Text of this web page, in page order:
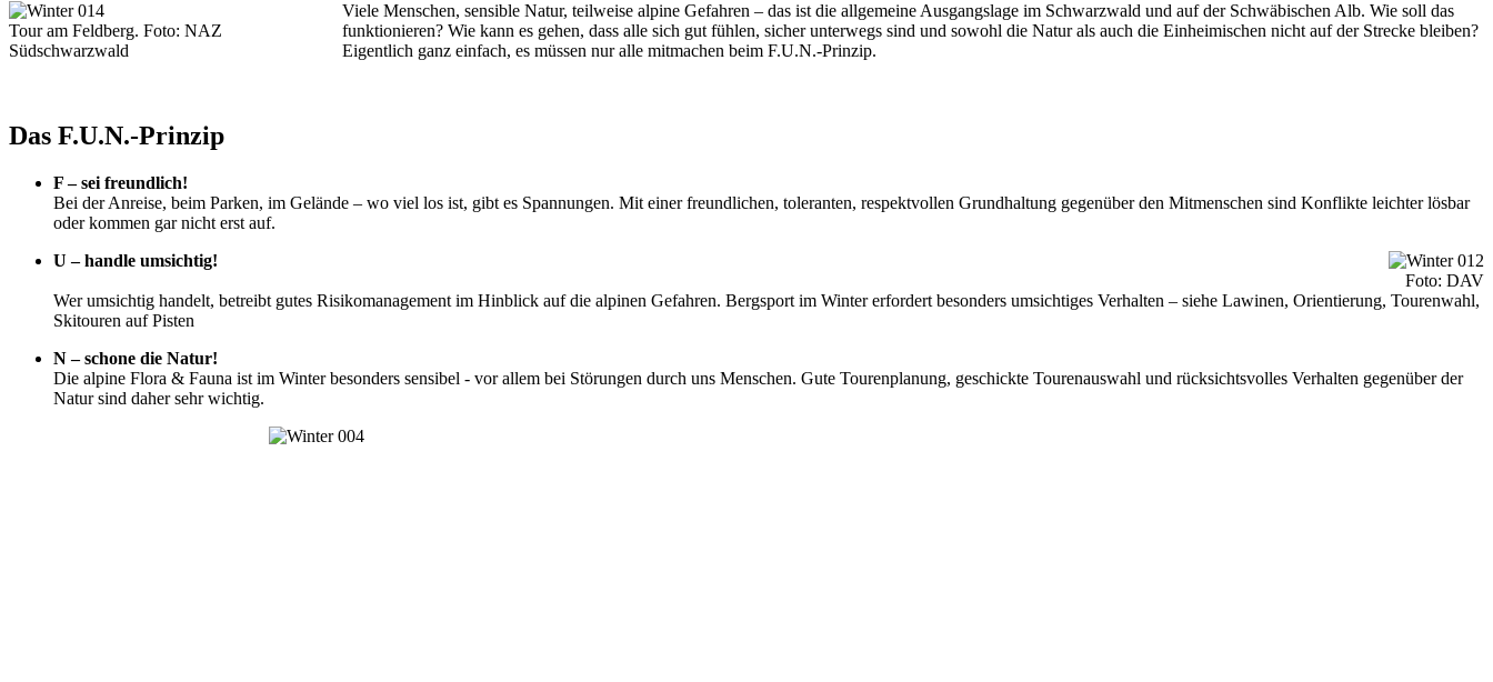
Tour am Feldberg. Foto: NAZ
Südschwarzwald
Viele Menschen, sensible Natur, teilweise alpine Gefahren – das ist die allgemeine Ausgangslage im Schwarzwald und auf der Schwäbischen Alb. Wie soll das
funktionieren? Wie kann es gehen, dass alle sich gut fühlen, sicher unterwegs sind und sowohl die Natur als auch die Einheimischen nicht auf der Strecke bleiben?
Eigentlich ganz einfach, es müssen nur alle mitmachen beim F.U.N.-Prinzip.
Das F.U.N.-Prinzip
F – sei freundlich!
Bei der Anreise, beim Parken, im Gelände – wo viel los ist, gibt es Spannungen. Mit einer freundlichen, toleranten, respektvollen Grundhaltung gegenüber den Mitmenschen sind Konflikte leichter lösbar
oder kommen gar nicht erst auf.
U – handle umsichtig!
Foto: DAV
Wer umsichtig handelt, betreibt gutes Risikomanagement im Hinblick auf die alpinen Gefahren. Bergsport im Winter erfordert besonders umsichtiges Verhalten – siehe Lawinen, Orientierung, Tourenwahl,
Skitouren auf Pisten
N – schone die Natur!
Die alpine Flora & Fauna ist im Winter besonders sensibel - vor allem bei Störungen durch uns Menschen. Gute Tourenplanung, geschickte Tourenauswahl und rücksichtsvolles Verhalten gegenüber der
Natur sind daher sehr wichtig.